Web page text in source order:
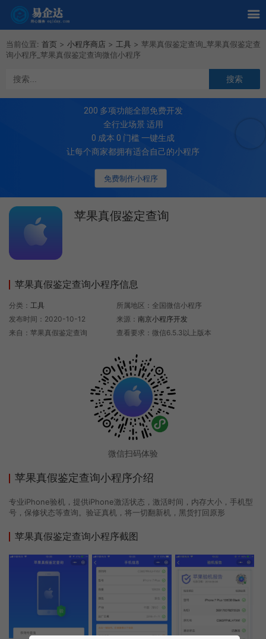
当前位置: 首页 > 小程序商店 > 工具 > 苹果真假鉴定查询_苹果真假鉴定查
询小程序_苹果真假鉴定查询微信小程序
免费制作小程序
200 多项功能全部免费开发
全行业场景 适用
0 成本 0 门槛 一键生成
让每个商家都拥有适合自己的小程序
苹果真假鉴定查询
苹果真假鉴定查询小程序信息
分类： 工具
发布时间：2020-10-12
来自：苹果真假鉴定查询
所属地区：全国微信小程序
来源： 南京小程序开发
查看要求：微信6.5.3以上版本
微信扫码体验
苹果真假鉴定查询小程序介绍
专业iPhone验机，提供iPhone激活状态，激活时间，内存大小，手机型
号，保修状态等查询。验证真机，将一切翻新机，黑货打回原形
苹果真假鉴定查询小程序截图